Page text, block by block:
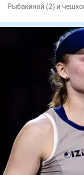
Рыбакиной (2) и